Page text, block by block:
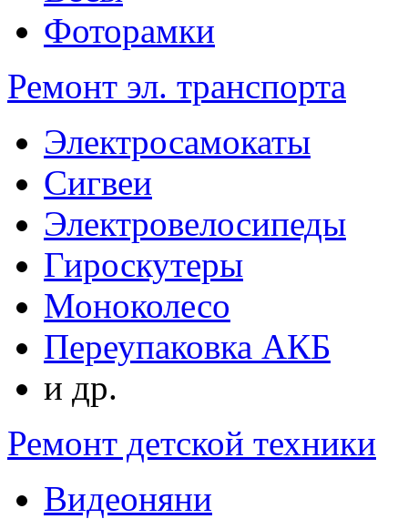
Фоторамки
Ремонт эл. транспорта
Электросамокаты
Сигвеи
Электровелосипеды
Гироскутеры
Моноколесо
Переупаковка АКБ
и др.
Ремонт детской техники
Видеоняни